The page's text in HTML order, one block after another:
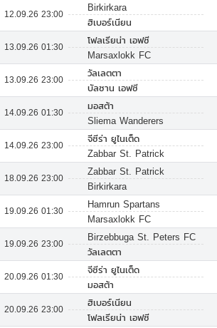
12.09.26 23:00
Birkirkara
ฮิเบอร์เนียน
13.09.26 01:30
โฟลเรียน่า เอฟซี
Marsaxlokk FC
13.09.26 23:00
วัลเลตตา
บัลซาน เอฟซี
14.09.26 01:30
มอสต้า
Sliema Wanderers
14.09.26 23:00
จีซีร่า ยูไนเต็ด
Zabbar St. Patrick
18.09.26 23:00
Zabbar St. Patrick
Birkirkara
19.09.26 01:30
Hamrun Spartans
Marsaxlokk FC
19.09.26 23:00
Birzebbuga St. Peters FC
วัลเลตตา
20.09.26 01:30
จีซีร่า ยูไนเต็ด
มอสต้า
20.09.26 23:00
ฮิเบอร์เนียน
โฟลเรียน่า เอฟซี